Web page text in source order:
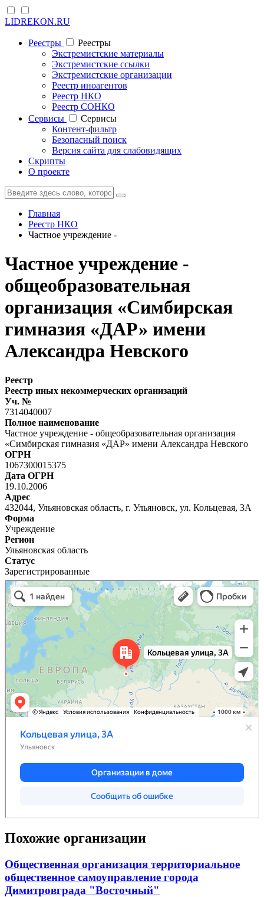
LIDREKON.RU
Реестры
Реестры
Экстремистские материалы
Экстремистские ссылки
Экстремистские организации
Реестр иноагентов
Реестр НКО
Реестр СОНКО
Cервисы
Cервисы
Контент-фильтр
Безопасный поиск
Версия сайта для слабовидящих
Скрипты
О проекте
Главная
Реестр НКО
Частное учреждение -
Частное учреждение -
общеобразовательная
организация «Симбирская
гимназия «ДАР» имени
Александра Невского
Реестр
Реестр иных некоммерческих организаций
Уч. №
7314040007
Полное наименование
Частное учреждение - общеобразовательная организация
«Симбирская гимназия «ДАР» имени Александра Невского
ОГРН
1067300015375
Дата ОГРН
19.10.2006
Адрес
432044, Ульяновская область, г. Ульяновск, ул. Кольцевая, 3А
Форма
Учреждение
Регион
Ульяновская область
Статус
Зарегистрированные
Похожие организации
Общественная организация территориальное
общественное самоуправление города
Димитровграда "Восточный"